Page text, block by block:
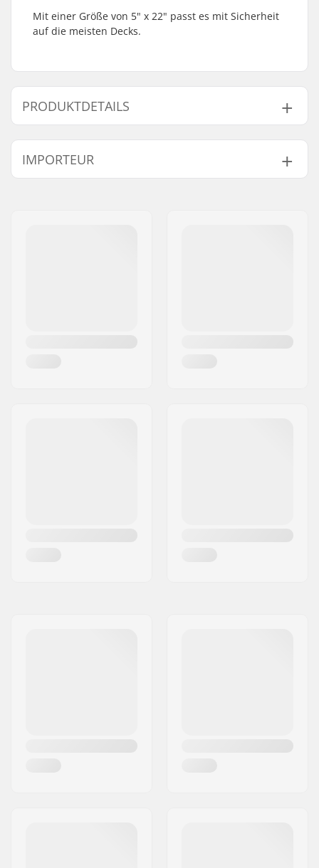
Mit einer Größe von 5" x 22" passt es mit Sicherheit
auf die meisten Decks.
PRODUKTDETAILS
Length:
55.9cm (22")
Width:
IMPORTEUR